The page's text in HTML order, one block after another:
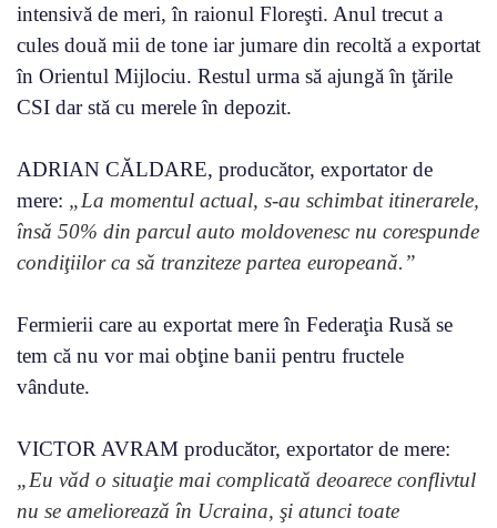
intensivă de meri, în raionul Floreşti. Anul trecut a
cules două mii de tone iar jumare din recoltă a exportat
în Orientul Mijlociu. Restul urma să ajungă în ţările
CSI dar stă cu merele în depozit.
ADRIAN CĂLDARE, producător, exportator de
mere: „La momentul actual, s-au schimbat itinerarele,
însă 50% din parcul auto moldovenesc nu corespunde
condiţiilor ca să tranziteze partea europeană.”
Fermierii care au exportat mere în Federaţia Rusă se
tem că nu vor mai obţine banii pentru fructele
vândute.
VICTOR AVRAM producător, exportator de mere:
„Eu văd o situaţie mai complicată deoarece conflivtul
nu se ameliorează în Ucraina, şi atunci toate